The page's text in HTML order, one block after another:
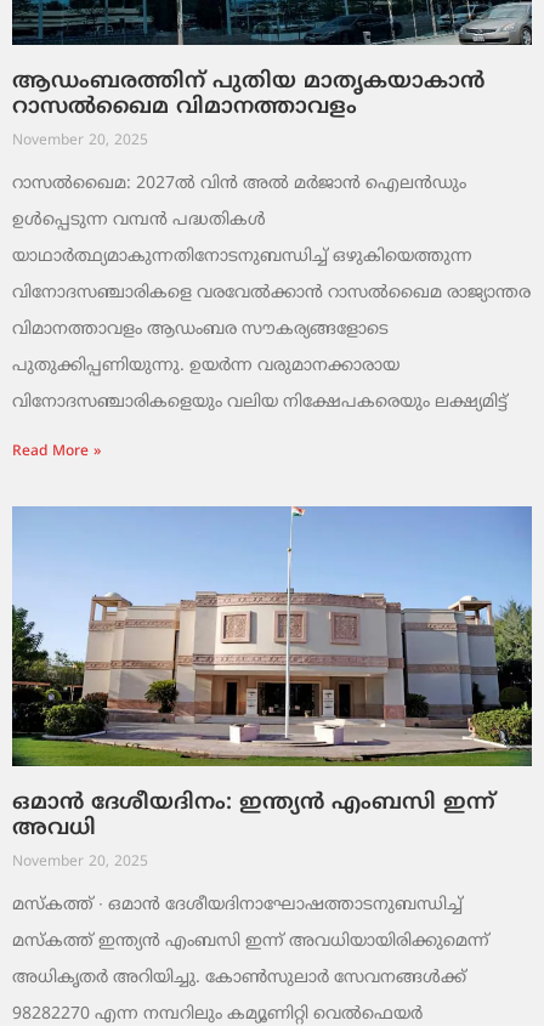
ആഡംബരത്തിന് പുതിയ മാതൃകയാകാൻ
റാസൽഖൈമ വിമാനത്താവളം
November 20, 2025
റാസൽഖൈമ: 2027ൽ വിൻ അൽ മർജാൻ ഐലൻഡും
ഉൾപ്പെടുന്ന വമ്പൻ പദ്ധതികൾ
യാഥാർത്ഥ്യമാകുന്നതിനോടനുബന്ധിച്ച് ഒഴുകിയെത്തുന്ന
വിനോദസഞ്ചാരികളെ വരവേൽക്കാൻ റാസൽഖൈമ രാജ്യാന്തര
വിമാനത്താവളം ആഡംബര സൗകര്യങ്ങളോടെ
പുതുക്കിപ്പണിയുന്നു. ഉയർന്ന വരുമാനക്കാരായ
വിനോദസഞ്ചാരികളെയും വലിയ നിക്ഷേപകരെയും ലക്ഷ്യമിട്ട്
Read More »
ഒമാൻ ദേശീയദിനം: ഇന്ത്യൻ എംബസി ഇന്ന്
അവധി
November 20, 2025
മസ്‌കത്ത് ∙ ഒമാൻ ദേശീയദിനാഘോഷത്താടനുബന്ധിച്ച്
മസ്‌കത്ത് ഇന്ത്യൻ എംബസി ഇന്ന് അവധിയായിരിക്കുമെന്ന്
അധികൃതർ അറിയിച്ചു. കോൺസുലാർ സേവനങ്ങൾക്ക്
98282270 എന്ന നമ്പറിലും കമ്യൂണിറ്റി വെൽഫെയർ